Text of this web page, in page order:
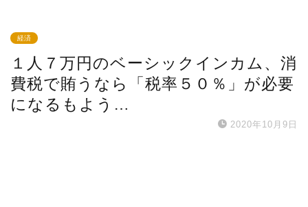
経済
１人７万円のベーシックインカム、消
費税で賄うなら「税率５０％」が必要
になるもよう…
2020年10月9日